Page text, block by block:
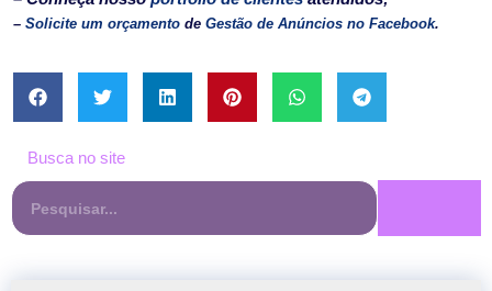
– Solicite um orçamento de Gestão de Anúncios no Facebook.
Busca no site